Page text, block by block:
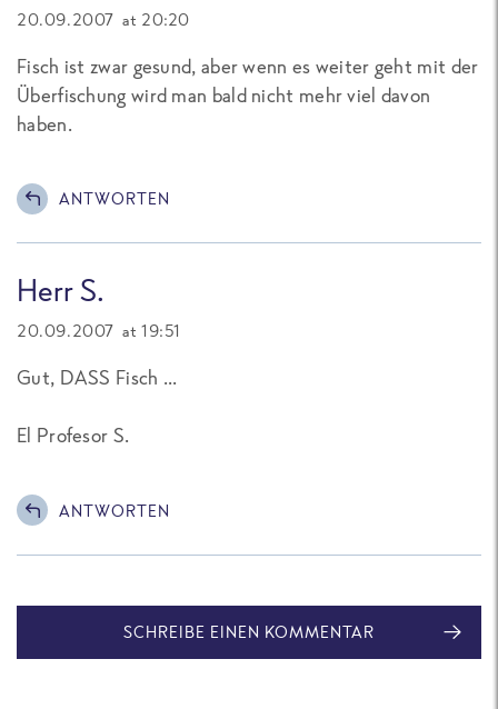
20.09.2007 at 20:20
Fisch ist zwar gesund, aber wenn es weiter geht mit der
Überfischung wird man bald nicht mehr viel davon
haben.
ANTWORTEN
Herr S.
20.09.2007 at 19:51
Gut, DASS Fisch ...
El Profesor S.
ANTWORTEN
SCHREIBE EINEN KOMMENTAR